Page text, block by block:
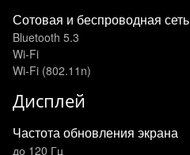
Сотовая и беспроводная сеть
Bluetooth 5.3
Wi-Fi
Wi-Fi (802.11n)
Дисплей
Частота обновления экрана
до 120 Гц